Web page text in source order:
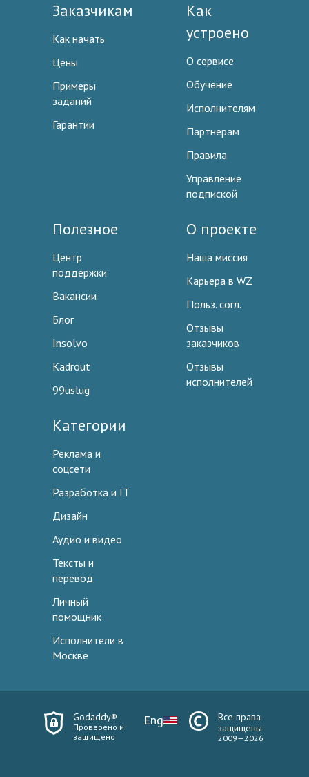
Заказчикам
Как начать
Цены
Примеры
заданий
Гарантии
Как
устроено
О сервисе
Обучение
Исполнителям
Партнерам
Правила
Управление
подпиской
Полезное
Центр
поддержки
Вакансии
Блог
Insolvo
Kadrout
99uslug
О проекте
Наша миссия
Карьера в WZ
Польз. согл.
Отзывы
заказчиков
Отзывы
исполнителей
Категории
Реклама и
соцсети
Разработка и IT
Дизайн
Аудио и видео
Тексты и
перевод
Личный
помощник
Исполнители в
Москве
Godaddy®
Проверено и
защищено
Eng
Все права
защищены
2009—2026